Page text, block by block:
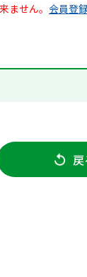
ません。 会員登
戻